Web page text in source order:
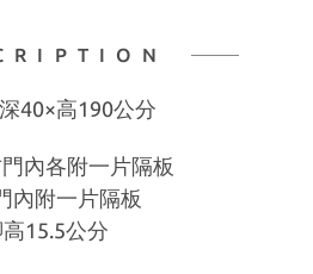
40×高190公分
門內各附一片隔板
內附一片隔板
高15.5公分